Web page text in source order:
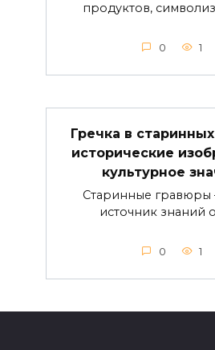
продуктов,
0 1
Гречка в
исторические
культурное
Старинные
источник знаний
0 1